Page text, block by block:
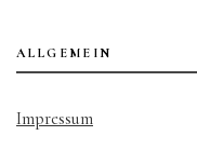
ALLGEMEIN
Impressum